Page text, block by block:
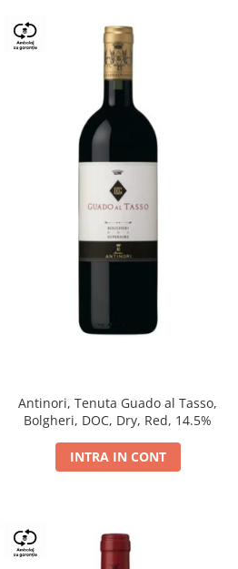
Antinori, Tenuta Guado al Tasso,
Bolgheri, DOC, Dry, Red, 14.5%
INTRA IN CONT